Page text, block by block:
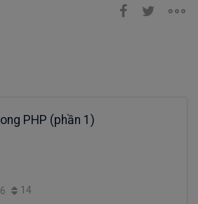
PHP (phần 1)
6 14